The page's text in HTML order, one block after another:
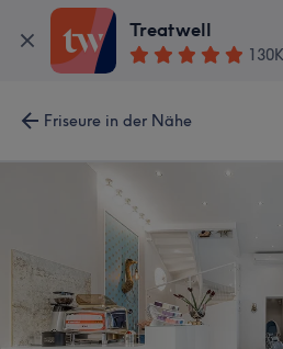
Treatwell
130K
Friseure in der Nähe